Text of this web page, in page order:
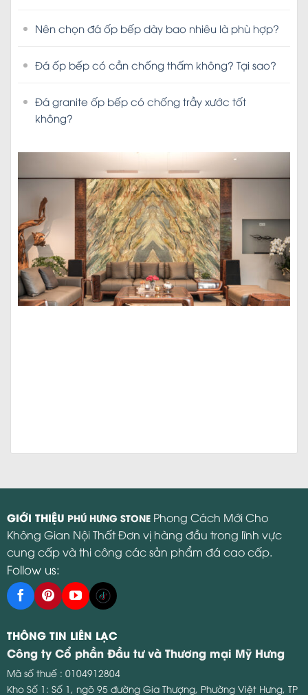
Nên chọn đá ốp bếp dày bao nhiêu là phù hợp?
Đá ốp bếp có cần chống thấm không? Tại sao?
Đá granite ốp bếp có chống trầy xước tốt
không?
GIỚI THIỆU PHÚ HƯNG STONE Phong Cách Mới Cho
Không Gian Nội Thất Đơn vị hàng đầu trong lĩnh vực
cung cấp và thi công các sản phẩm đá cao cấp.
Follow us:
THÔNG TIN LIÊN LẠC
Công ty Cổ phần Đầu tư và Thương mại Mỹ Hưng
Mã số thuế : 0104912804
Kho Số 1: Số 1, ngõ 95 đường Gia Thượng, Phường Việt Hưng, TP